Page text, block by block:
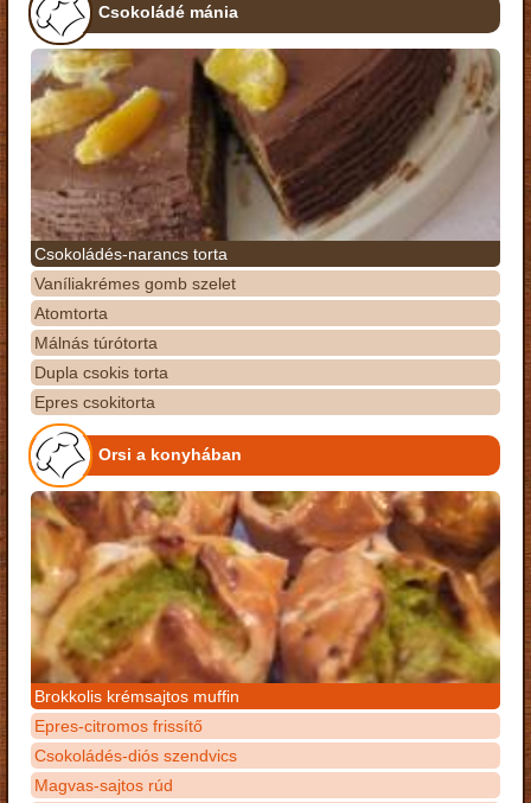
Csokoládé mánia
Csokoládés-narancs torta
Vaníliakrémes gomb szelet
Atomtorta
Málnás túrótorta
Dupla csokis torta
Epres csokitorta
Orsi a konyhában
Brokkolis krémsajtos muffin
Epres-citromos frissítő
Csokoládés-diós szendvics
Magvas-sajtos rúd